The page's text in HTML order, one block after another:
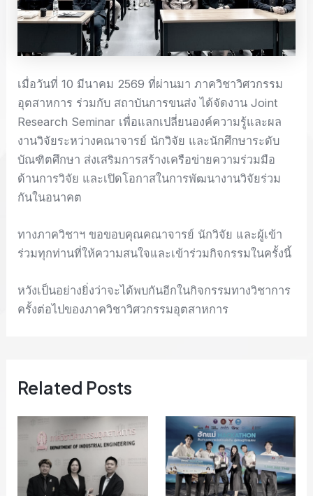
เมื่อวันที่ 10 มีนาคม 2569 ที่ผ่านมา ภาควิชาวิศวกรรม
อุตสาหการ ร่วมกับ สถาบันการขนส่ง ได้จัดงาน Joint
Research Seminar เพื่อแลกเปลี่ยนองค์ความรู้และผล
งานวิจัยระหว่างคณาจารย์ นักวิจัย และนักศึกษาระดับ
บัณฑิตศึกษา ส่งเสริมการสร้างเครือข่ายความร่วมมือ
ด้านการวิจัย และเปิดโอกาสในการพัฒนางานวิจัยร่วม
กันในอนาคต
ทางภาควิชาฯ ขอขอบคุณคณาจารย์ นักวิจัย และผู้เข้า
ร่วมทุกท่านที่ให้ความสนใจและเข้าร่วมกิจกรรมในครั้งนี้
หวังเป็นอย่างยิ่งว่าจะได้พบกันอีกในกิจกรรมทางวิชาการ
ครั้งต่อไปของภาควิชาวิศวกรรมอุตสาหการ
Related Posts